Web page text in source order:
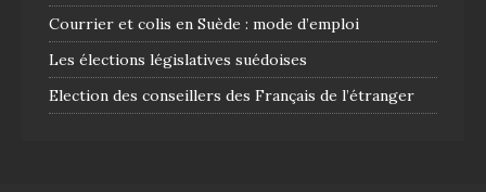
Courrier et colis en Suède : mode d’emploi
Les élections législatives suédoises
Election des conseillers des Français de l’étranger